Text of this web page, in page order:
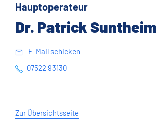
Hauptoperateur
Dr. Patrick Suntheim
E-Mail schicken
07522 93130
Zur Übersichtsseite